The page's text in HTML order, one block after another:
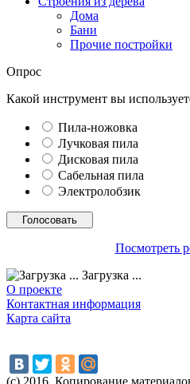
Дома
Бани
Прочие постройки
Опрос
Какой инструмент вы
Пила-ножовка
Лучковая пила
Дисковая пила
Сабельная пила
Электролобзик
Посмотреть
Загрузка ...
О проекте
Контактная информация
Карта сайта
(с) 2016. Копирование